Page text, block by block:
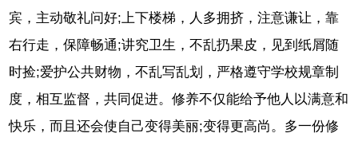
宾，主动敬礼问好;上下楼梯，人多拥挤，注意谦让，靠
右行走，保障畅通;讲究卫生，不乱扔果皮，见到纸屑随
时捡;爱护公共财物，不乱写乱划，严格遵守学校规章制
度，相互监督，共同促进。修养不仅能给予他人以满意和
快乐，而且还会使自己变得美丽;变得更高尚。多一份修